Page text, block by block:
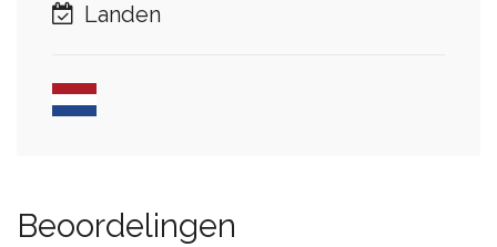
Landen
Beoordelingen